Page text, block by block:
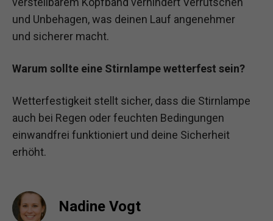
und Unbehagen, was deinen Lauf angenehmer
und sicherer macht.
Warum sollte eine Stirnlampe wetterfest sein?
Wetterfestigkeit stellt sicher, dass die Stirnlampe
auch bei Regen oder feuchten Bedingungen
einwandfrei funktioniert und deine Sicherheit
erhöht.
Nadine Vogt